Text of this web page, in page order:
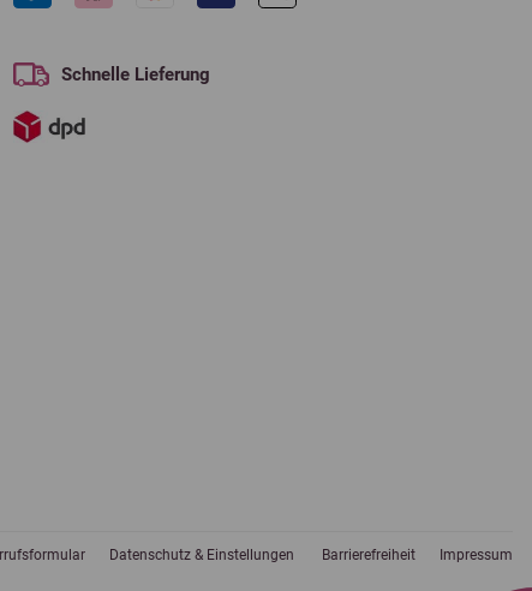
Schnelle Lieferung
Datenschutz & Einstellungen Barrierefreiheit Impressum